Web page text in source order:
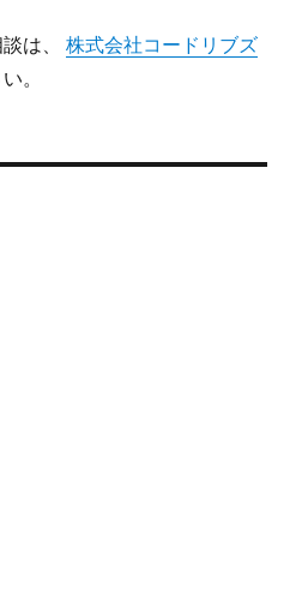
談は、株式会社コードリブズ
。